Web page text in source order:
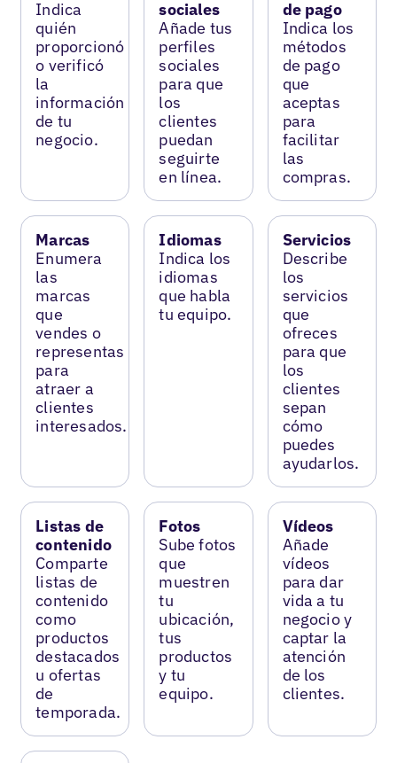
Indica
quién
proporcionó
o verificó
la
información
de tu
negocio.
sociales
Añade tus
perfiles
sociales
para que
los
clientes
puedan
seguirte
en línea.
de pago
Indica los
métodos
de pago
que
aceptas
para
facilitar
las
compras.
Marcas
Enumera
las
marcas
que
vendes o
representas
para
atraer a
clientes
interesados.
Idiomas
Indica los
idiomas
que habla
tu equipo.
Servicios
Describe
los
servicios
que
ofreces
para que
los
clientes
sepan
cómo
puedes
ayudarlos.
Listas de
contenido
Comparte
listas de
contenido
como
productos
destacados
u ofertas
de
temporada.
Fotos
Sube fotos
que
muestren
tu
ubicación,
tus
productos
y tu
equipo.
Vídeos
Añade
vídeos
para dar
vida a tu
negocio y
captar la
atención
de los
clientes.